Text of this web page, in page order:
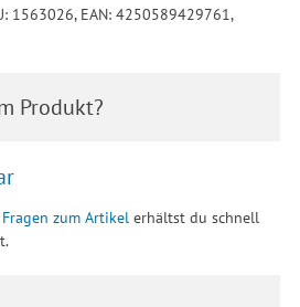
1563026, EAN: 4250589429761,
Produkt?
zum Artikel erhältst du schnell